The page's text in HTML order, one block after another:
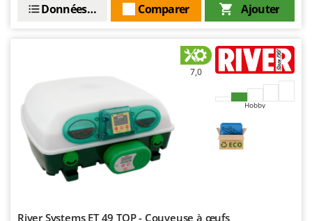
Ajouter
Comparer
Données techniques
7,0
Hobby
River Systems ET 49 TOP - Couveuse à œufs